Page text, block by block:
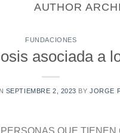
AUTHOR
FUNDACIONES
asociada a
SEPTIEMBRE 2, 2023 BYJORGE
QUE TIENEN